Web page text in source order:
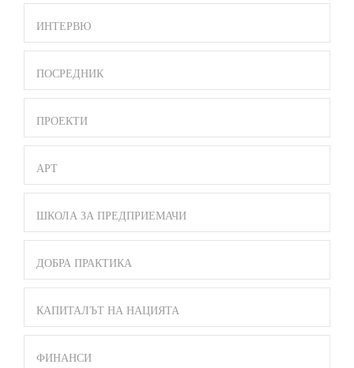
ИНТЕРВЮ
ПОСРЕДНИК
ПРОЕКТИ
АРТ
ШКОЛА ЗА ПРЕДПРИЕМАЧИ
ДОБРА ПРАКТИКА
КАПИТАЛЪТ НА НАЦИЯТА
ФИНАНСИ